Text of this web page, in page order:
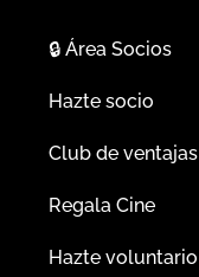
🔒Área Socios
Hazte socio
Club de ventajas
Regala Cine
Hazte voluntario